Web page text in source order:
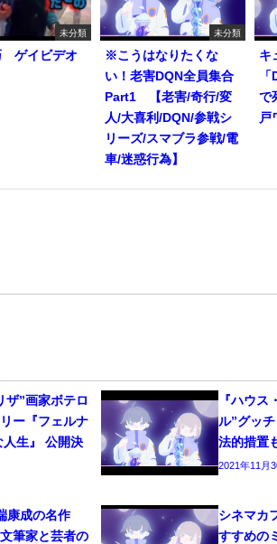
未分類
ゲイビデオ
未分類
※こうはなりたくな
い！老害DQN全員集合
Part1 【老害/奇行/変
人/大喜利/DQN/参戦シ
リーズ/スマブラ参戦/電
車/迷惑行為】
キ
で
戸
ザ”画家ボテロ
ー『フェルナ
人生』 公開決
『ハウス
ル”グッ
法的措置
2021年11月
康成の名作
筆家と芸者の
シネマカ
すすめの